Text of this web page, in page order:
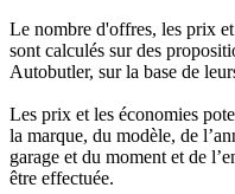
Le nombre d'offres, les prix
sont calculés sur des
Autobutler, sur la base de
Les prix et les économies
la marque, du modèle, de
garage et du moment et de
être effectuée.